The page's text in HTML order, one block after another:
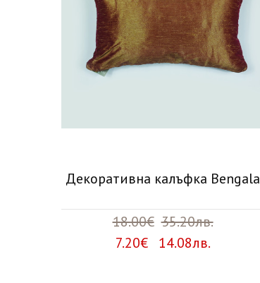
Декоративна калъфка Bengala
18.00€ 35.20лв.
7.20€ 14.08лв.